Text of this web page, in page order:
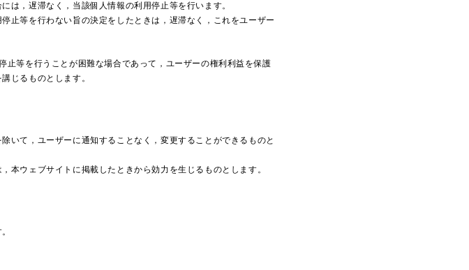
は，遅滞なく，当該個人情報の利用停止等を行います。
止等を行わない旨の決定をしたときは，遅滞なく，これをユーザー
等を行うことが困難な場合であって，ユーザーの権利利益を保護
じるものとします。
いて，ユーザーに通知することなく，変更することができるものと
本ウェブサイトに掲載したときから効力を生じるものとします。